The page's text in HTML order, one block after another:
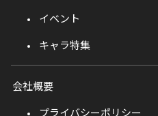
イベント
キャラ特集
会社概要
プライバシーポリシー